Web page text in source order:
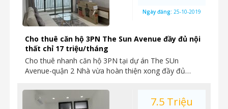
Cho thuê căn hộ 3PN The Sun Avenue đầy đủ nội
thất chỉ 17 triệu/tháng
Cho thuê nhanh căn hộ 3PN tại dự án The SUn
Avenue-quận 2 Nhà vừa hoàn thiện xong đầy đủ…
Ngày đăng: 25-10-2019
7.5 Triệu